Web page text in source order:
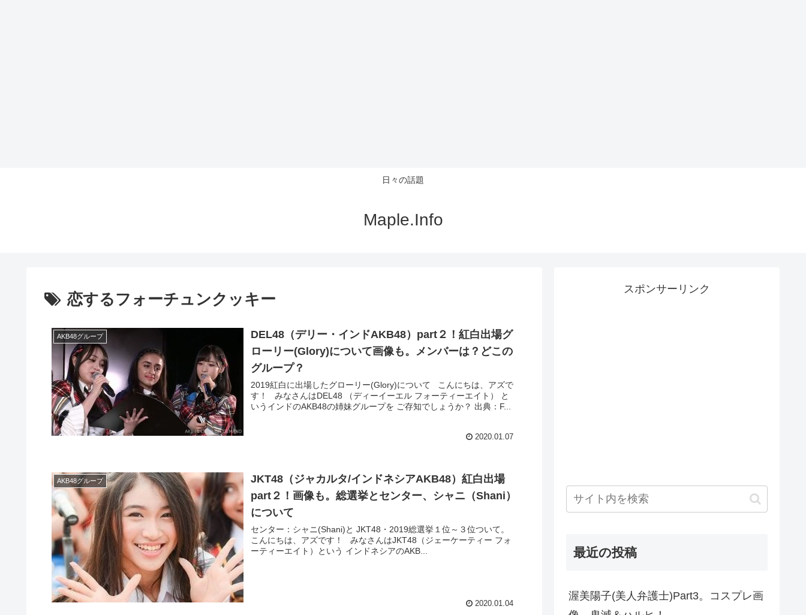
日々の話題
Maple.Info
恋するフォーチュンクッキー
AKB48グループ
DEL48（デリー・インドAKB48）part２！紅白出場グ
ローリー(Glory)について画像も。メンバーは？どこの
グループ？
2019紅白に出場したグローリー(Glory)について こんにちは、アズで
す！ みなさんはDEL48 （ディーイーエル フォーティーエイト） と
いうインドのAKB48の姉妹グループを ご存知でしょうか？ 出典：F...
2020.01.07
AKB48グループ
JKT48（ジャカルタ/インドネシアAKB48）紅白出場
part２！画像も。総選挙とセンター、シャニ（Shani）
について
センター：シャニ(Shani)と JKT48・2019総選挙１位～３位ついて。
こんにちは、アズです！ みなさんはJKT48（ジェーケーティー フォ
ーティーエイト）という インドネシアのAKB...
2020.01.04
スポンサーリンク
最近の投稿
渥美陽子(美人弁護士)Part3。コスプレ画